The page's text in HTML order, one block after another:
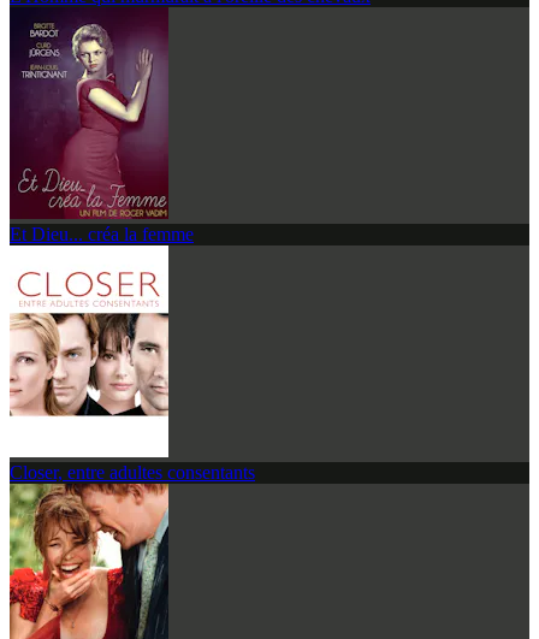
Et Dieu... créa la femme
Closer, entre adultes consentants